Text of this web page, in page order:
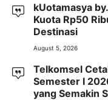
kUotamasya
Kuota Rp50
Destinasi
August 5, 2026
Telkomsel
Semester I
yang Semakin